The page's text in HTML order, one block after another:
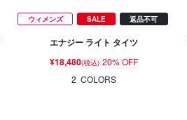
ウィメンズ SALE 返品不可
エナジー ライト タイツ
¥18,480(税込) 20% OFF
2 COLORS